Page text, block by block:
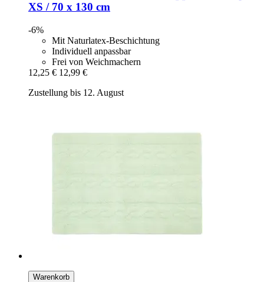
XS / 70 x 130 cm
-6%
Mit Naturlatex-Beschichtung
Individuell anpassbar
Frei von Weichmachern
12,25 € 12,99 €
Zustellung bis 12. August
Warenkorb